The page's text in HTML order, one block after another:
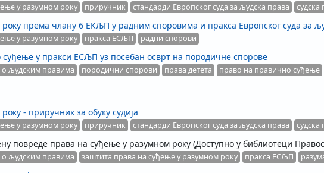
у разумном року приручник стандарди Европског суда за људска права судска
према члану 6 ЕКЉП у радним споровима и пракса Европског суда за
у разумном року пракса ЕСЉП радни спорови
у пракси ЕСЉП уз посебан осврт на породичне спорове
о људским правима породични спорови права детета право на правично суђење
- приручник за обуку судија
у разумном року приручник стандарди Европског суда за људска права судска
повреде права на суђење у разумном року (Доступно у библиотеци
о људским правима заштита права на суђење у разумном року пракса ЕСЉП